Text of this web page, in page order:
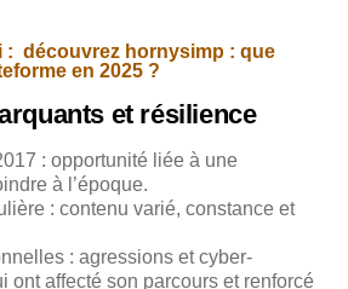
: découvrez hornysimp : que
en 2025 ?
et résilience
: opportunité liée à une
à l’époque.
: contenu varié, constance et
: agressions et cyber-
ont affecté son parcours et renforcé